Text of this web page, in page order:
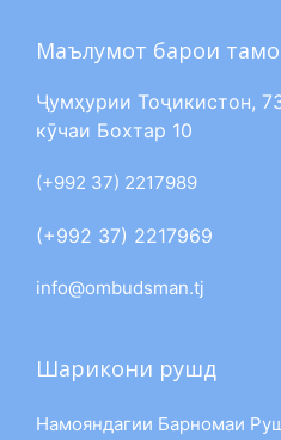
Маълумот барои
Ҷумҳурии Тоҷикистон,
кӯчаи Бохтар 10
(+992 37) 2217989
(+992 37) 2217969
info@ombudsman.tj
Шарикони рушд
Намояндагии Барномаи